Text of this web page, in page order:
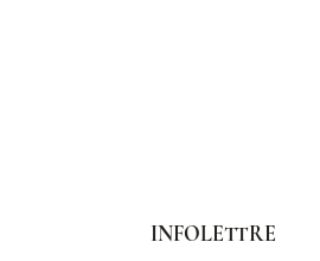
INFOLETTRE